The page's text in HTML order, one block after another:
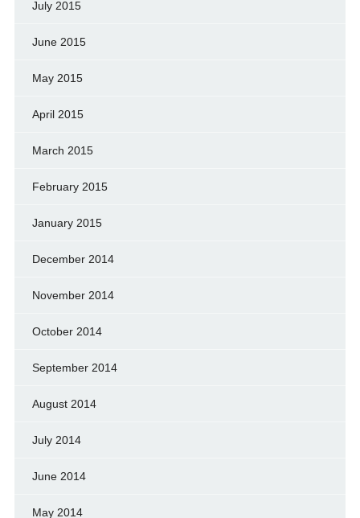
July 2015
June 2015
May 2015
April 2015
March 2015
February 2015
January 2015
December 2014
November 2014
October 2014
September 2014
August 2014
July 2014
June 2014
May 2014